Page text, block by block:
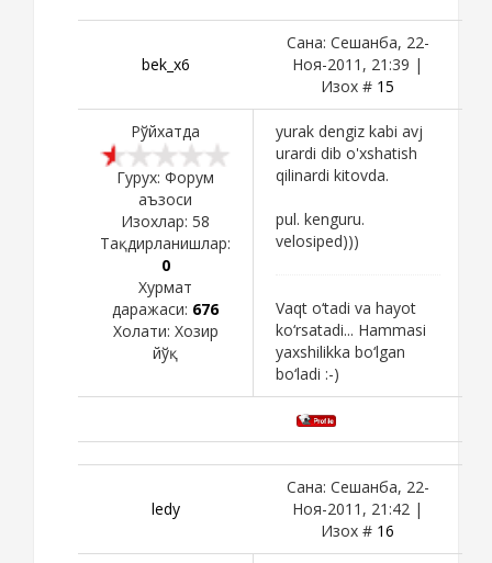
bek_x6
Сана: Сешанба, 22-
Ноя-2011, 21:39 |
Изох # 15
Рўйхатда
Гурух: Форум
аъзоси
Изохлар: 58
Тақдирланишлар:
0
Хурмат
даражаси: 676
Холати: Хозир
йўқ
yurak dengiz kabi avj
urardi dib o'xshatish
qilinardi kitovda.
pul. kenguru.
velosiped)))
Vaqt o‘tadi va hayot
ko‘rsatadi... Hammasi
yaxshilikka bo‘lgan
bo‘ladi :-)
ledy
Сана: Сешанба, 22-
Ноя-2011, 21:42 |
Изох # 16